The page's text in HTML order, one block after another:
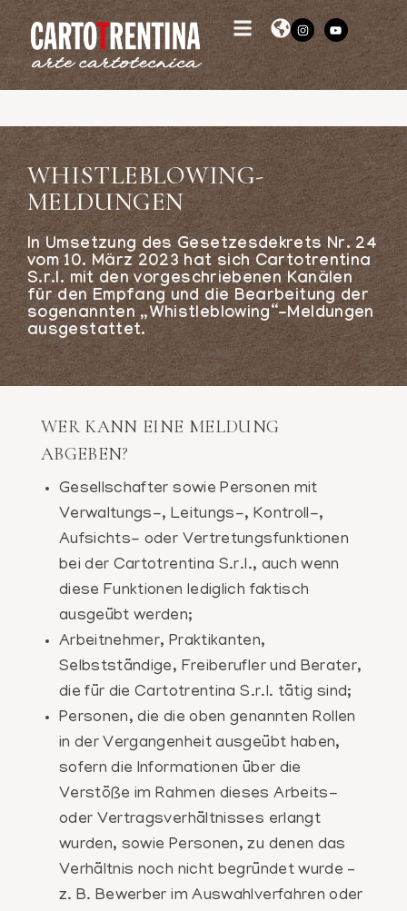
WHISTLEBLOWING-
MELDUNGEN
In Umsetzung des Gesetzesdekrets Nr. 24
vom 10. März 2023 hat sich Cartotrentina
S.r.l. mit den vorgeschriebenen Kanälen
für den Empfang und die Bearbeitung der
sogenannten „Whistleblowing“-Meldungen
ausgestattet.
WER KANN EINE MELDUNG
ABGEBEN?
Gesellschafter sowie Personen mit
Verwaltungs-, Leitungs-, Kontroll-,
Aufsichts- oder Vertretungsfunktionen
bei der Cartotrentina S.r.l., auch wenn
diese Funktionen lediglich faktisch
ausgeübt werden;
Arbeitnehmer, Praktikanten,
Selbstständige, Freiberufler und Berater,
die für die Cartotrentina S.r.l. tätig sind;
Personen, die die oben genannten Rollen
in der Vergangenheit ausgeübt haben,
sofern die Informationen über die
Verstöße im Rahmen dieses Arbeits-
oder Vertragsverhältnisses erlangt
wurden, sowie Personen, zu denen das
Verhältnis noch nicht begründet wurde –
z. B. Bewerber im Auswahlverfahren oder